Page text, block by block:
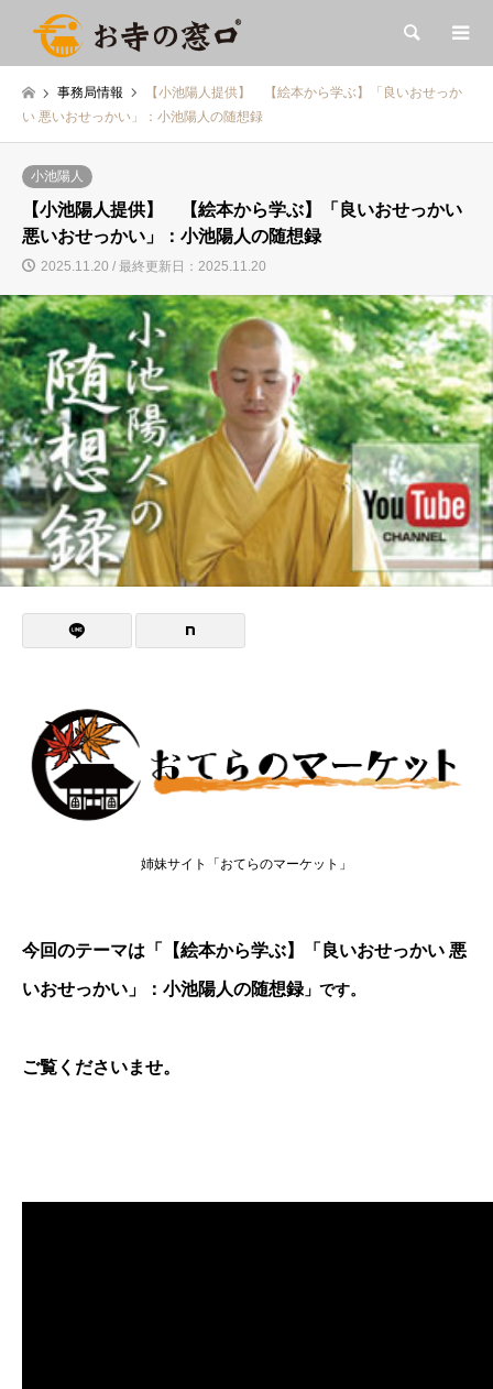
検索
事務局情報
【小池陽人提供】 【絵本から学ぶ】「良いおせっか
い 悪いおせっかい」：小池陽人の随想録
小池陽人
【小池陽人提供】 【絵本から学ぶ】「良いおせっかい
悪いおせっかい」：小池陽人の随想録
2025.11.20 / 最終更新日：2025.11.20
姉妹サイト「おてらのマーケット」
今回のテーマは「【絵本から学ぶ】「良いおせっかい 悪
いおせっかい」：小池陽人の随想録」です。
ご覧くださいませ。